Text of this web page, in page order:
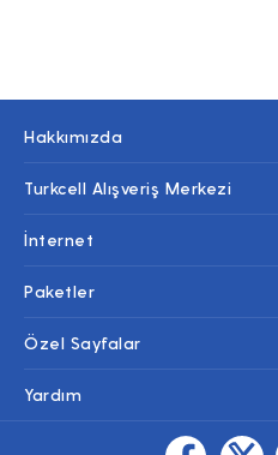
Hakkımızda
Turkcell Alışveriş Merkezi
İnternet
Paketler
Özel Sayfalar
Yardım